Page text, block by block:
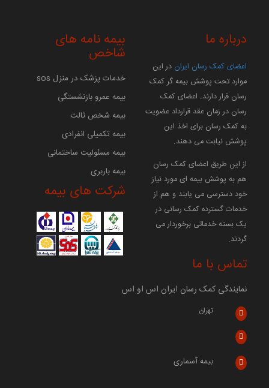
درباره ما
اعضای کمک رسان ایران در این
موارد تحت پوشش بیمه گر کمک
رسان قرار دارند. اعضای کمک
رسان در زمان عقد قرارداد عضویت
به کمک رسان برای اخذ این
پوشش نیابت می دهند.
از این طریق اعضای کمک رسان
هم به پوشش بیمه ای مورد نیاز
خود دسترسی می یابند و هم از
خدمات گسترده کمک رسانی در
یک بسته خدماتی برخوردار می
گردند.
بیمه نامه های
شاخص
خدمات پزشک در منزل sos
بیمه عمرو بازنشستگی
بیمه شخص ثالث
بیمه تکمیلی انفرادی
بیمه مسئولیت ساختمانی
بیمه باربری
شرکت های بیمه
تماس با ما
نمایندگی کمک رسان ایران اس او اس
تهران
بیمه آسماری